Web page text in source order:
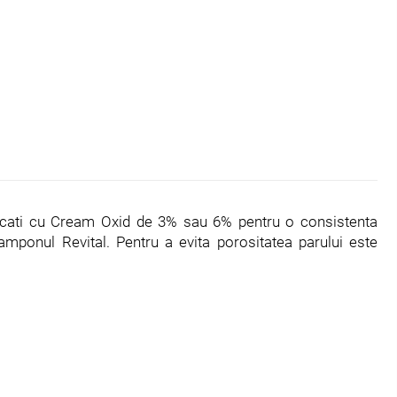
cu Cream Oxid de 3% sau 6% pentru o consistenta
Revital. Pentru a evita porositatea parului este